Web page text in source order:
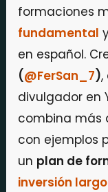
formaciones
fundamental
en español.
(@FerSan_7),
divulgador en
combina más
con ejemplos
un plan de
inversión